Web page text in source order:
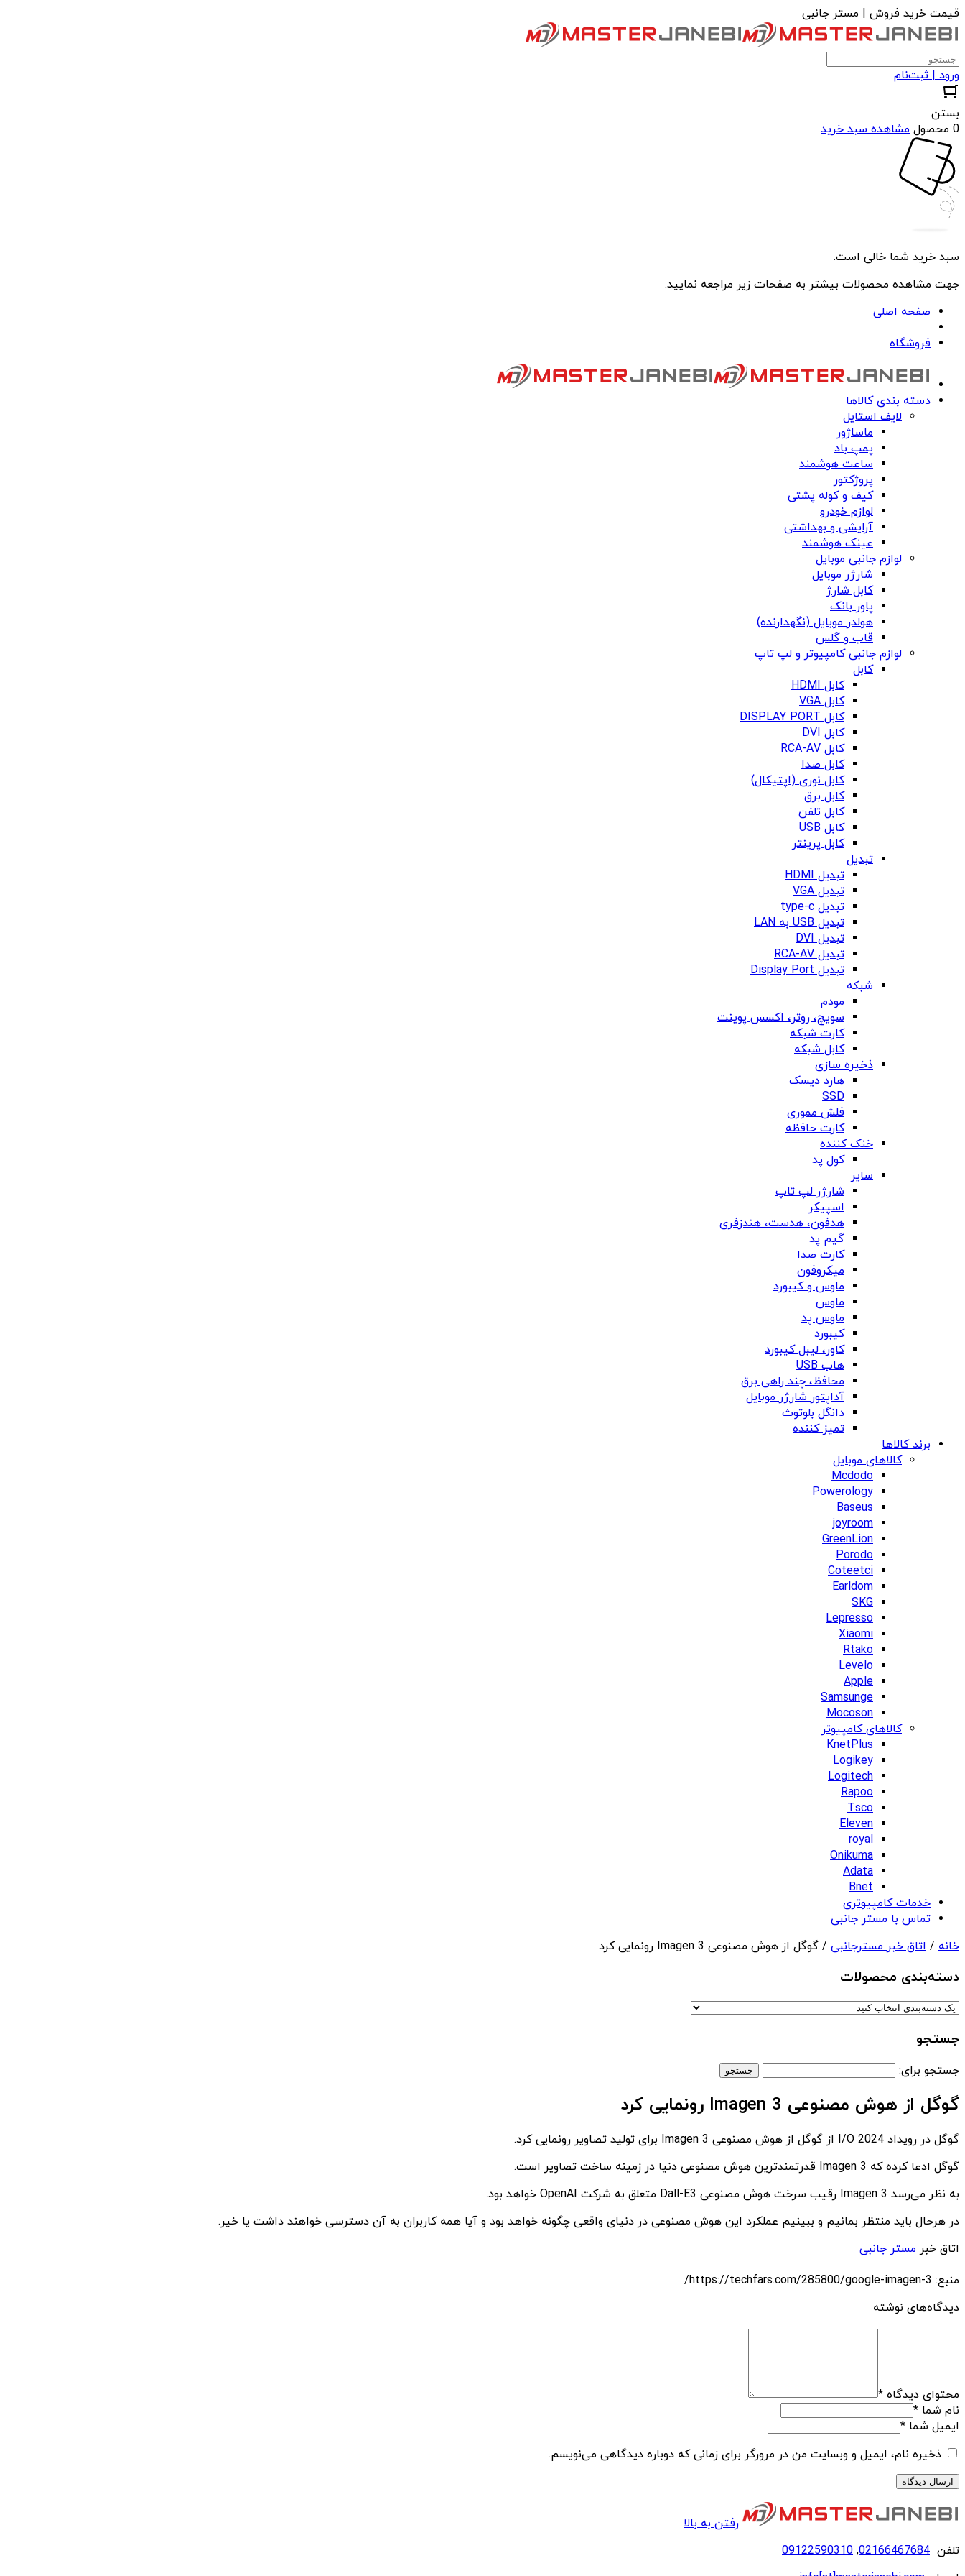
قیمت خرید فروش | مستر جانبی
ورود | ثبت‌نام
بستن
0 محصول
مشاهده سبد خرید
سبد خرید شما خالی است.
جهت مشاهده محصولات بیشتر به صفحات زیر مراجعه نمایید.
صفحه اصلی
فروشگاه
دسته بندی کالاها
لایف استایل
ماساژور
پمپ باد
ساعت هوشمند
پروژکتور
کیف و کوله پشتی
لوازم خودرو
آرایشی و بهداشتی
عینک هوشمند
لوازم جانبی موبایل
شارژر موبایل
کابل شارژ
پاور بانک
هولدر موبایل (نگهدارنده)
قاب و گلس
لوازم جانبی کامپیوتر و لپ تاپ
کابل
کابل HDMI
کابل VGA
کابل DISPLAY PORT
کابل DVI
کابل RCA-AV
کابل صدا
کابل نوری (اپتیکال)
کابل برق
کابل تلفن
کابل USB
کابل پرینتر
تبدیل
تبدیل HDMI
تبدیل VGA
تبدیل type-c
تبدیل USB به LAN
تبدیل DVI
تبدیل RCA-AV
تبدیل Display Port
شبکه
مودم
سویچ، روتر، اکسس پوینت
کارت شبکه
کابل شبکه
ذخیره سازی
هارد دیسک
SSD
فلش مموری
کارت حافظه
خنک کننده
کول پد
سایر
شارژر لپ تاپ
اسپیکر
هدفون، هدست، هندزفری
گیم پد
کارت صدا
میکروفون
ماوس و کیبورد
ماوس
ماوس پد
کیبورد
کاور، لیبل کیبورد
هاب USB
محافظ، چند راهی برق
آداپتور شارژر موبایل
دانگل بلوتوث
تمیز کننده
برند کالاها
کالاهای موبایل
Mcdodo
Powerology
Baseus
joyroom
GreenLion
Porodo
Coteetci
Earldom
SKG
Lepresso
Xiaomi
Rtako
Levelo
Apple
Samsunge
Mocoson
کالاهای کامپیوتر
KnetPlus
Logikey
Logitech
Rapoo
Tsco
Eleven
royal
Onikuma
Adata
Bnet
خدمات کامپیوتری
تماس با مستر جانبی
خانه / اتاق خبر مسترجانبی / گوگل از هوش مصنوعی Imagen 3 رونمایی کرد
دسته‌بندی‌ محصولات
جستجو
جستجو برای:
گوگل از هوش مصنوعی Imagen 3 رونمایی کرد
گوگل در رویداد I/O 2024 از گوگل از هوش مصنوعی Imagen 3 برای تولید تصاویر رونمایی کرد.
گوگل ادعا کرده که Imagen 3 قدرتمندترین هوش مصنوعی دنیا در زمینه ساخت تصاویر است.
به نظر می‌رسد Imagen 3 رقیب سرخت هوش مصنوعی Dall-E3 متعلق به شرکت OpenAI خواهد بود.
در هرحال باید منتظر بمانیم و ببینیم عملکرد این هوش مصنوعی در دنیای واقعی چگونه خواهد بود و آیا همه کاربران به آن دسترسی خواهند داشت یا خیر.
اتاق خبر مستر جانبی
منبع: https://techfars.com/285800/google-imagen-3/
دیدگاه‌های نوشته
محتوای دیدگاه *
نام شما *
ایمیل شما *
ذخیره نام، ایمیل و وبسایت من در مرورگر برای زمانی که دوباره دیدگاهی می‌نویسم.
رفتن به بالا
تلفن 02166467684
,
09122590310